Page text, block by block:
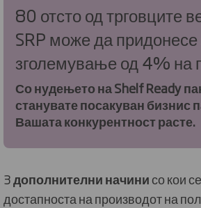
80 отсто од трговците
SRP може да придонесе
зголемување од 4% на
Со нудењето на Shelf Ready
станувате посакуван бизнис
Вашата конкурентност расте.
3дополнителни начинисо кои
достапноста на производот на